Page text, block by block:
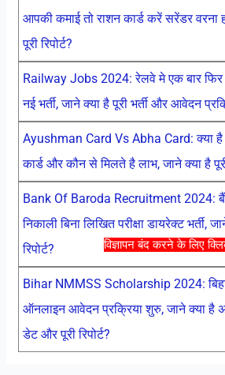
विज्ञापन बंद करने के लिए
आपकी कमाई तो राशन कार्ड करें सरेंडर वरना
पूरी रिपोर्ट?
Railway Jobs 2024: रेलवे मे एक बार
नई भर्ती, जाने क्या है पूरी भर्ती और आवेदन
Ayushman Card Vs Abha Card: क्या
कार्ड और कौन से मिलते है लाभ, जाने क्या है पूरी
Bank Of Baroda Recruitment 2024:
निकाली बिना लिखित परीक्षा डायरेक्ट भर्ती,
रिपोर्ट?
Bihar NMMSS Scholarship 2024:
ऑनलाइन आवेदन प्रक्रिया शुरु, जाने क्या है
डेट और पूरी रिपोर्ट?